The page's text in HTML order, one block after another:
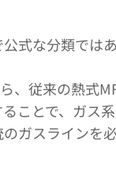
式な分類では
、従来の熱式
ことで、ガス
ガスラインを